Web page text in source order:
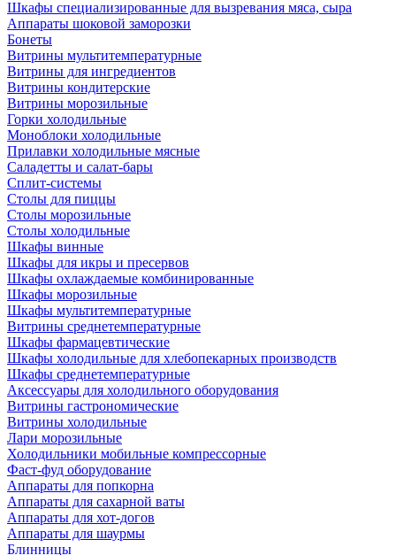
Шкафы специализированные для вызревания мяса, сыра
Аппараты шоковой заморозки
Бонеты
Витрины мультитемпературные
Витрины для ингредиентов
Витрины кондитерские
Витрины морозильные
Горки холодильные
Моноблоки холодильные
Прилавки холодильные мясные
Саладетты и салат-бары
Сплит-системы
Столы для пиццы
Столы морозильные
Столы холодильные
Шкафы винные
Шкафы для икры и пресервов
Шкафы охлаждаемые комбинированные
Шкафы морозильные
Шкафы мультитемпературные
Витрины среднетемпературные
Шкафы фармацевтические
Шкафы холодильные для хлебопекарных производств
Шкафы среднетемпературные
Аксессуары для холодильного оборудования
Витрины гастрономические
Витрины холодильные
Лари морозильные
Холодильники мобильные компрессорные
Фаст-фуд оборудование
Аппараты для попкорна
Аппараты для сахарной ваты
Аппараты для хот-догов
Аппараты для шаурмы
Блинницы